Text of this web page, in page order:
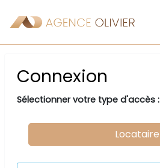
Connexion
Sélectionner votre type d'accès :
Locataire